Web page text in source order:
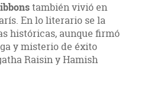
también vivió en
En lo literario se la
históricas, aunque firmó
y misterio de éxito
Raisin y Hamish